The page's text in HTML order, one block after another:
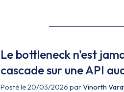
Le bottleneck n'est
cascade sur une API
Posté le 20/03/2026 parVinorth